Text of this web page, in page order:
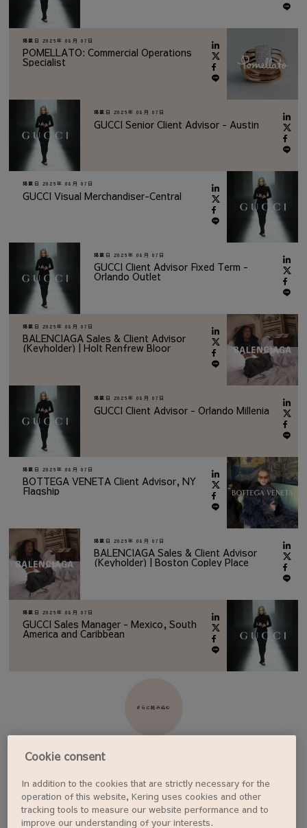
掲載日 2026年 08月 07日
POMELLATO: Commercial Operations
Specialist
掲載日 2026年 08月 07日
GUCCI Senior Client Advisor - Austin
掲載日 2026年 08月 07日
GUCCI Visual Merchandiser-Central
掲載日 2026年 08月 07日
GUCCI Client Advisor Fixed Term -
Orlando Outlet
掲載日 2026年 08月 07日
BALENCIAGA Sales & Client Advisor
(Keyholder) | Holt Renfrew Bloor
掲載日 2026年 08月 07日
GUCCI Client Advisor - Orlando Millenia
掲載日 2026年 08月 07日
BOTTEGA VENETA Client Advisor, NY
Flagship
掲載日 2026年 08月 07日
BALENCIAGA Sales & Client Advisor
(Keyholder) | Boston Copley Place
掲載日 2026年 08月 07日
GUCCI Sales Manager - Mexico, South
America and Caribbean
さらに読み込む
ジョブアラートを設定する
Cookie consent
In addition to the cookies that are strictly necessary for the
operation of this website, Kering uses cookies and other
tracking tools to measure our website performance and to
improve our understanding of your interests.